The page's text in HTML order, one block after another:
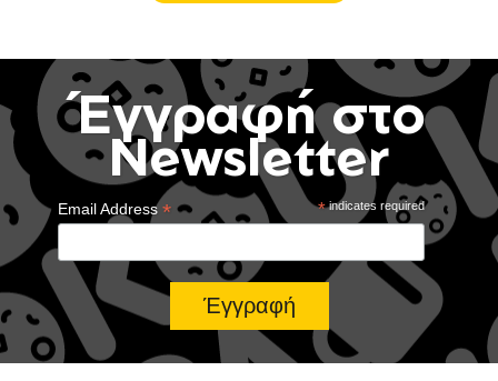
Έγγραφή στο
Newsletter
*indicates required
Email Address*